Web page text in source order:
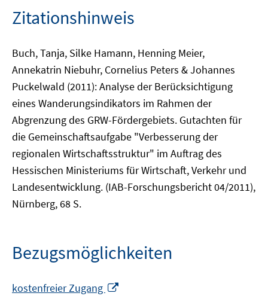
Zitationshinweis
Buch, Tanja, Silke Hamann, Henning Meier,
Annekatrin Niebuhr, Cornelius Peters & Johannes
Puckelwald (2011): Analyse der Berücksichtigung
eines Wanderungsindikators im Rahmen der
Abgrenzung des GRW-Fördergebiets. Gutachten für
die Gemeinschaftsaufgabe "Verbesserung der
regionalen Wirtschaftsstruktur" im Auftrag des
Hessischen Ministeriums für Wirtschaft, Verkehr und
Landesentwicklung. (IAB-Forschungsbericht 04/2011),
Nürnberg, 68 S.
Bezugsmöglichkeiten
kostenfreier Zugang